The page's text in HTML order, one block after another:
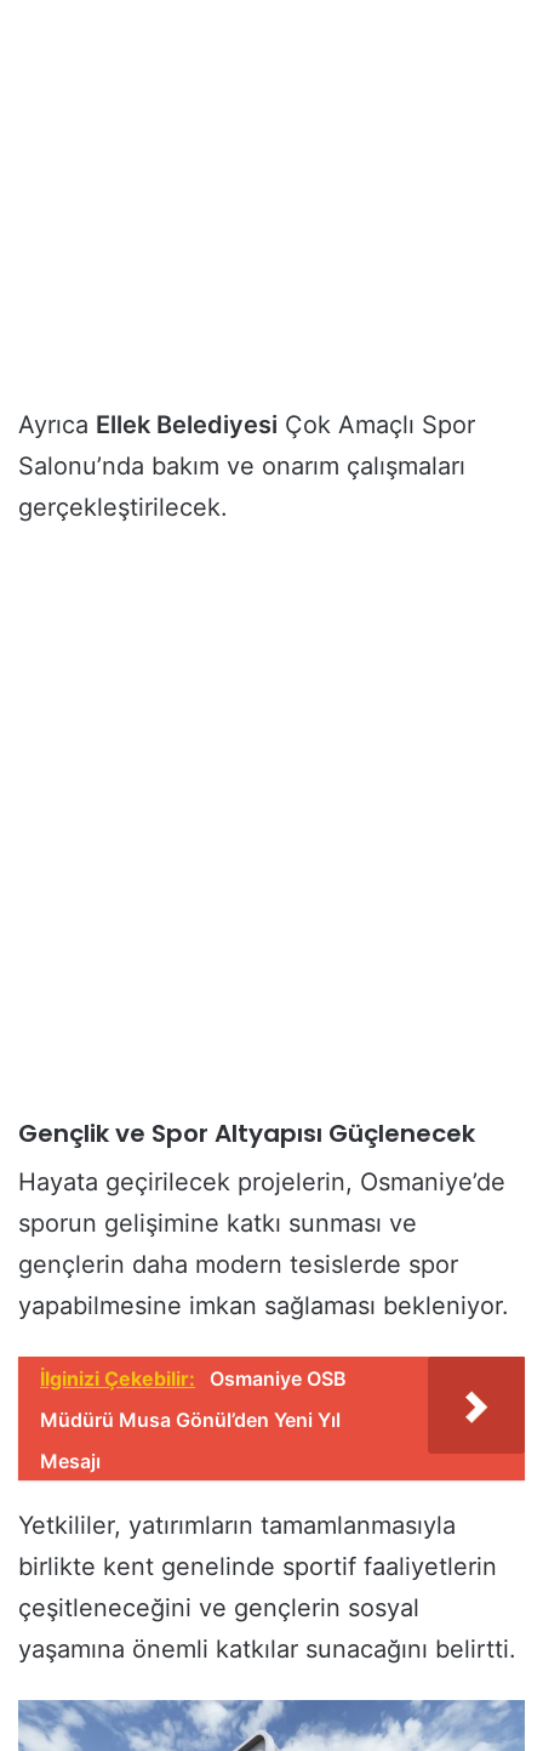
Ayrıca Ellek Belediyesi Çok Amaçlı Spor
Salonu’nda bakım ve onarım çalışmaları
gerçekleştirilecek.
Gençlik ve Spor Altyapısı Güçlenecek
Hayata geçirilecek projelerin, Osmaniye’de
sporun gelişimine katkı sunması ve
gençlerin daha modern tesislerde spor
yapabilmesine imkan sağlaması bekleniyor.
İlginizi Çekebilir:
Osmaniye OSB
Müdürü Musa Gönül’den Yeni Yıl
Mesajı
Yetkililer, yatırımların tamamlanmasıyla
birlikte kent genelinde sportif faaliyetlerin
çeşitleneceğini ve gençlerin sosyal
yaşamına önemli katkılar sunacağını belirtti.